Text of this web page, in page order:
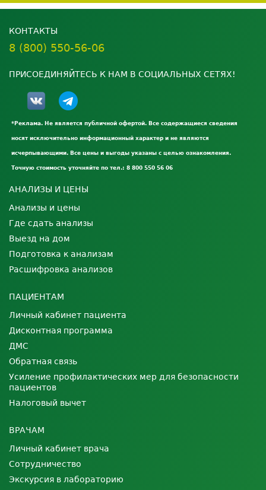
КОНТАКТЫ
8 (800) 550-56-06
ПРИСОЕДИНЯЙТЕСЬ К НАМ В СОЦИАЛЬНЫХ СЕТЯХ!
*Реклама. Не является публичной офертой. Все содержащиеся сведения
носят исключительно информационный характер и не являются
исчерпывающими. Все цены и выгоды указаны с целью ознакомления.
Точную стоимость уточняйте по тел.: 8 800 550 56 06
АНАЛИЗЫ И ЦЕНЫ
Анализы и цены
Где сдать анализы
Выезд на дом
Подготовка к анализам
Расшифровка анализов
ПАЦИЕНТАМ
Личный кабинет пациента
Дисконтная программа
ДМС
Обратная связь
Усиление профилактических мер для безопасности
пациентов
Налоговый вычет
ВРАЧАМ
Личный кабинет врача
Сотрудничество
Экскурсия в лабораторию